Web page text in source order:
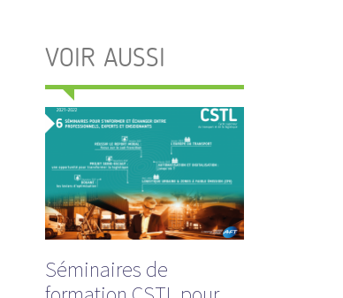
VOIR AUSSI
Séminaires de